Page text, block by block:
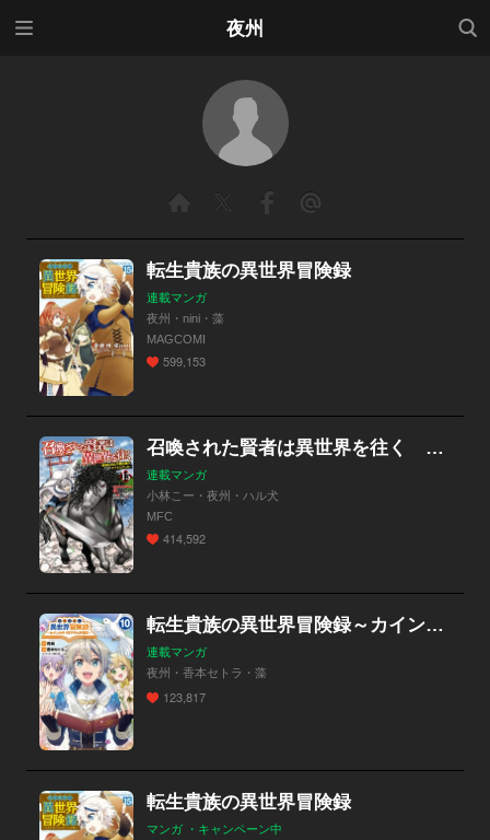
夜州
検索
転生貴族の異世界冒険録
連載マンガ
夜州・nini・藻
MAGCOMI
599,153
召喚された賢者は異世界を往く ～最強なのは不要在庫のアイテムでした～【分冊版】
連載マンガ
小林こー・夜州・ハル犬
MFC
414,592
転生貴族の異世界冒険録～カインのやりすぎギルド日記～
連載マンガ
夜州・香本セトラ・藻
123,817
転生貴族の異世界冒険録
マンガ ・キャンペーン中